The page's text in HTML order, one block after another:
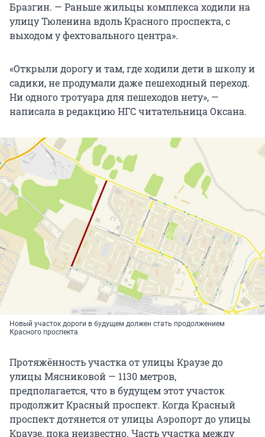
Бразгин. — Раньше жильцы комплекса ходили на
улицу Тюленина вдоль Красного проспекта, с
выходом у фехтовального центра».
«Открыли дорогу и там, где ходили дети в школу и
садики, не продумали даже пешеходный переход.
Ни одного тротуара для пешеходов нету», —
написала в редакцию НГС читательница Оксана.
Новый участок дороги в будущем должен стать продолжением
Красного проспекта
Протяжённость участка от улицы Краузе до
улицы Мясниковой — 1130 метров,
предполагается, что в будущем этот участок
продолжит Красный проспект. Когда Красный
проспект дотянется от улицы Аэропорт до улицы
Краузе, пока неизвестно. Часть участка между